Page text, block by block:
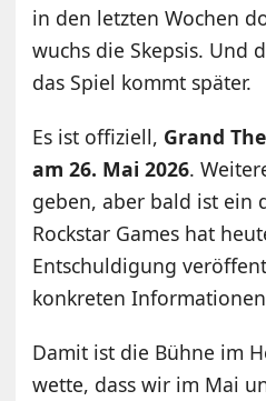
in den letzten Wochen
wuchs die Skepsis. Und
das Spiel kommt später.
Es ist offiziell, Grand
am 26. Mai 2026.
geben, aber bald ist ein
Rockstar Games hat
Entschuldigung
konkreten
Damit ist die Bühne im
wette, dass wir im Mai